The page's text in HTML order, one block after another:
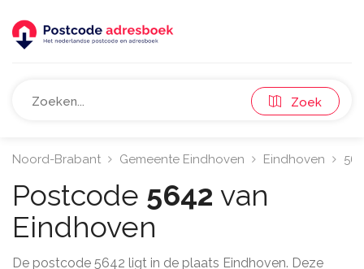
Zoek
Noord-Brabant Gemeente Eindhoven Eindhoven
Postcode 5642 van
Eindhoven
De postcode 5642 ligt in de plaats Eindhoven. Deze